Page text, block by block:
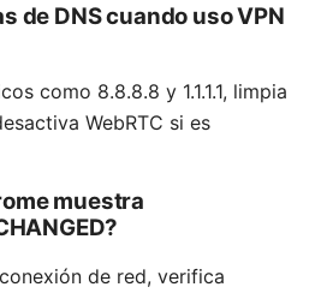
de DNS cuando uso VPN
como 8.8.8.8 y 1.1.1.1, limpia
WebRTC si es
muestra
de red, verifica